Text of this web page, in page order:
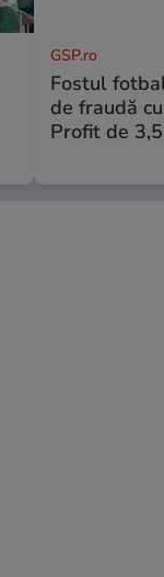
GSP.ro
Fostul
de fraudă
Profit de